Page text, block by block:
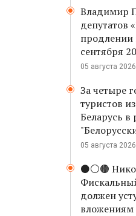
Владимир
депутатов
продлении
сентября
05 августа
За четыре
туристов
Беларусь в
05 августа
⚫️⚪️🟤
должен
вложениям